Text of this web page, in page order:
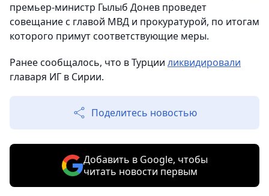
премьер-министр Гылыб Донев проведет
совещание с главой МВД и прокуратурой, по итогам
которого примут соответствующие меры.
Ранее сообщалось, что в Турции ликвидировали
главаря ИГ в Сирии.
Поделитесь новостью
Добавить в Google, чтобы
читать новости первым